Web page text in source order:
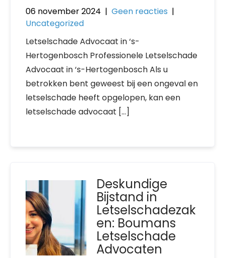
06 november 2024 | Geen reacties |
Uncategorized
Letselschade Advocaat in ‘s-
Hertogenbosch Professionele Letselschade
Advocaat in ‘s-Hertogenbosch Als u
betrokken bent geweest bij een ongeval en
letselschade heeft opgelopen, kan een
letselschade advocaat […]
Deskundige
Bijstand in
Letselschadezak
en: Boumans
Letselschade
Advocaten